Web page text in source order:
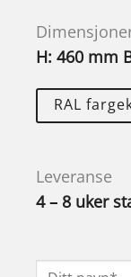
H: 460 mm
RAL
Leveranse
4 – 8 uker